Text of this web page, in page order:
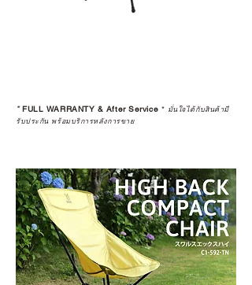
*FULL WARRANTY & After Service * มั่นใจได้กับสินค้ามี
รับประกัน พร้อมบริการหลังการขาย